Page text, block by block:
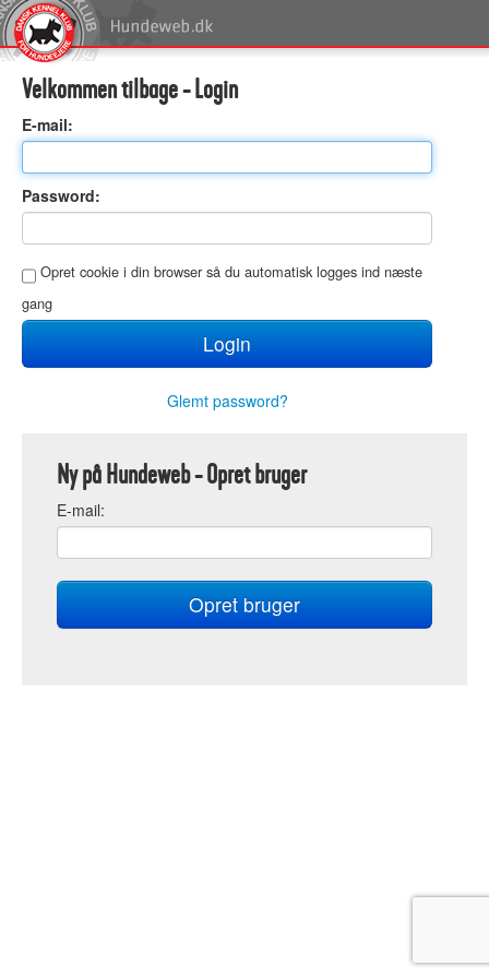
Velkommen tilbage - Login
E-mail:
Password:
Opret cookie i din browser så du automatisk logges ind næste
gang
Glemt password?
Ny på Hundeweb - Opret bruger
E-mail: